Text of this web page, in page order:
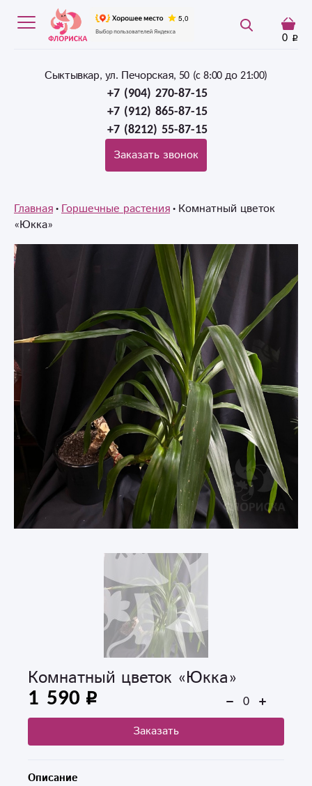
0
Сыктывкар, ул. Печорская, 50 (c 8:00 до 21:00)
+7 (904) 270-87-15
+7 (912) 865-87-15
+7 (8212) 55-87-15
Заказать звонок
Главная Горшечные растения Комнатный цветок
«Юкка»
Комнатный цветок «Юкка»
1 590
Заказать
Описание